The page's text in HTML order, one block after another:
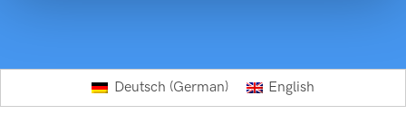
Deutsch (German) English